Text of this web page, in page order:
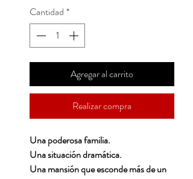
Cantidad *
Agregar al carrito
Realizar compra
Una poderosa familia.
Una situación dramática.
Una mansión que esconde más de un